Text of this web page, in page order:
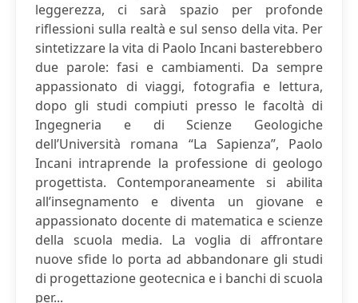
leggerezza, ci sarà spazio per profonde
riflessioni sulla realtà e sul senso della vita. Per
sintetizzare la vita di Paolo Incani basterebbero
due parole: fasi e cambiamenti. Da sempre
appassionato di viaggi, fotografia e lettura,
dopo gli studi compiuti presso le facoltà di
Ingegneria e di Scienze Geologiche
dell’Università romana “La Sapienza”, Paolo
Incani intraprende la professione di geologo
progettista. Contemporaneamente si abilita
all’insegnamento e diventa un giovane e
appassionato docente di matematica e scienze
della scuola media. La voglia di affrontare
nuove sfide lo porta ad abbandonare gli studi
di progettazione geotecnica e i banchi di scuola
per...